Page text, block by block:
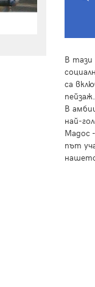
В тази
са
пейзаж.
В
най-
Мадос
път